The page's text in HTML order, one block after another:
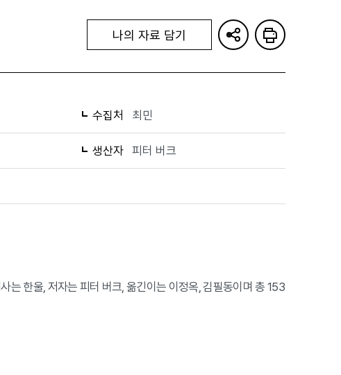
나의 자료 담기
수집처 최민
생산자 피터 버크
는 한울, 저자는 피터 버크, 옮긴이는 이정옥, 김필동이며 총 153